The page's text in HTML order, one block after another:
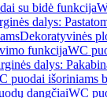
su bidė funkcija
dalys:
Dekoratyvinės
funkcijaWC
dalys:
puodai išoriniams
dangčiaiWC